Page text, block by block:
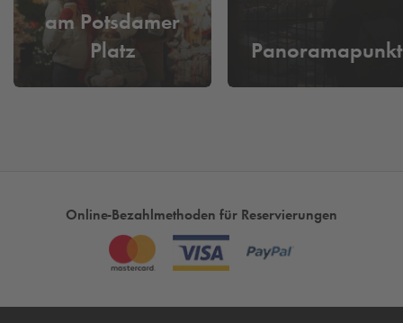
am Potsdamer
Platz
Panoramapunkt
Online-Bezahlmethoden für Reservierungen